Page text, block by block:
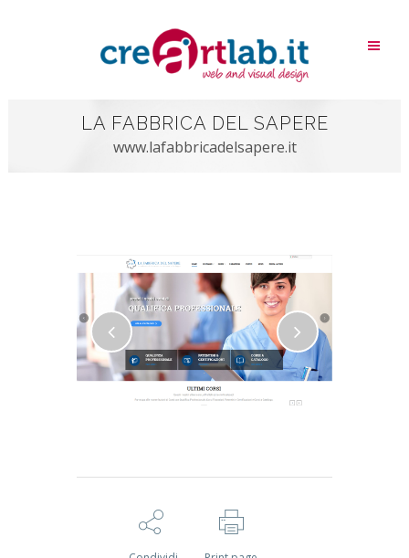
LA FABBRICA DEL SAPERE
www.lafabbricadelsapere.it